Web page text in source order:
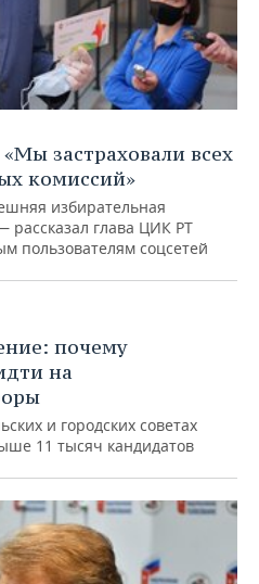
застраховали всех
комиссий»
избирательная
глава ЦИК РТ
пользователям соцсетей
почему
на
и городских советах
11 тысяч кандидатов